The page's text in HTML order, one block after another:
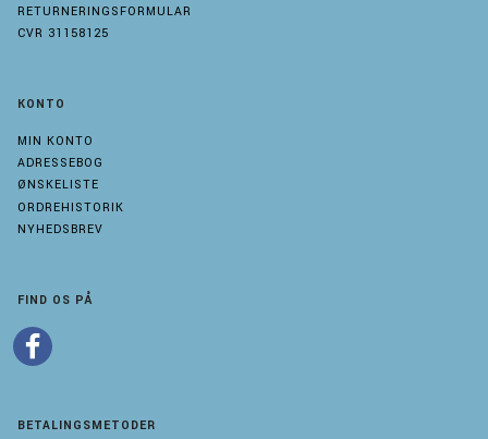
RETURNERINGSFORMULAR
CVR 31158125
KONTO
MIN KONTO
ADRESSEBOG
ØNSKELISTE
ORDREHISTORIK
NYHEDSBREV
FIND OS PÅ
BETALINGSMETODER